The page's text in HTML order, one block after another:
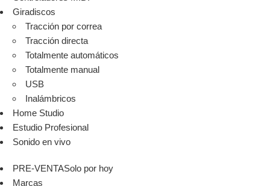
Giradiscos
Tracción por correa
Tracción directa
Totalmente automáticos
Totalmente manual
USB
Inalámbricos
Home Studio
Estudio Profesional
Sonido en vivo
PRE-VENTASolo por hoy
Marcas